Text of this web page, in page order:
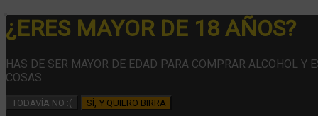
¿ERES MAYOR DE 18 AÑOS?
HAS DE SER MAYOR DE EDAD PARA COMPRAR ALCOHOL Y
COSAS
TODAVÍA NO :( SÍ, Y QUIERO BIRRA